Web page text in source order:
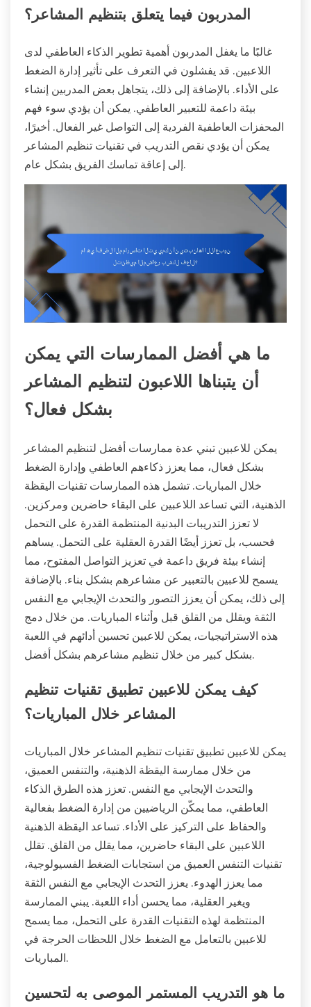
المدربون فيما يتعلق بتنظيم المشاعر؟
غالبًا ما يغفل المدربون أهمية تطوير الذكاء العاطفي لدى
اللاعبين. قد يفشلون في التعرف على تأثير إدارة الضغط
على الأداء. بالإضافة إلى ذلك، يتجاهل بعض المدربين إنشاء
بيئة داعمة للتعبير العاطفي. يمكن أن يؤدي سوء فهم
المحفزات العاطفية الفردية إلى التواصل غير الفعال. أخيرًا،
يمكن أن يؤدي نقص التدريب في تقنيات تنظيم المشاعر
إلى إعاقة تماسك الفريق بشكل عام.
ما هي أفضل الممارسات التي يمكن
أن يتبناها اللاعبون لتنظيم المشاعر
بشكل فعال؟
يمكن للاعبين تبني عدة ممارسات أفضل لتنظيم المشاعر
بشكل فعال، مما يعزز ذكاءهم العاطفي وإدارة الضغط
خلال المباريات. تشمل هذه الممارسات تقنيات اليقظة
الذهنية، التي تساعد اللاعبين على البقاء حاضرين ومركزين.
لا تعزز التدريبات البدنية المنتظمة القدرة على التحمل
فحسب، بل تعزز أيضًا القدرة العقلية على التحمل. يساهم
إنشاء بيئة فريق داعمة في تعزيز التواصل المفتوح، مما
يسمح للاعبين بالتعبير عن مشاعرهم بشكل بناء. بالإضافة
إلى ذلك، يمكن أن يعزز التصور والتحدث الإيجابي مع النفس
الثقة ويقلل من القلق قبل وأثناء المباريات. من خلال دمج
هذه الاستراتيجيات، يمكن للاعبين تحسين أدائهم في اللعبة
بشكل كبير من خلال تنظيم مشاعرهم بشكل أفضل.
كيف يمكن للاعبين تطبيق تقنيات تنظيم
المشاعر خلال المباريات؟
يمكن للاعبين تطبيق تقنيات تنظيم المشاعر خلال المباريات
من خلال ممارسة اليقظة الذهنية، والتنفس العميق،
والتحدث الإيجابي مع النفس. تعزز هذه الطرق الذكاء
العاطفي، مما يمكّن الرياضيين من إدارة الضغط بفعالية
والحفاظ على التركيز على الأداء. تساعد اليقظة الذهنية
اللاعبين على البقاء حاضرين، مما يقلل من القلق. تقلل
تقنيات التنفس العميق من استجابات الضغط الفسيولوجية،
مما يعزز الهدوء. يعزز التحدث الإيجابي مع النفس الثقة
ويغير العقلية، مما يحسن أداء اللعبة. يبني الممارسة
المنتظمة لهذه التقنيات القدرة على التحمل، مما يسمح
للاعبين بالتعامل مع الضغط خلال اللحظات الحرجة في
المباريات.
ما هو التدريب المستمر الموصى به لتحسين